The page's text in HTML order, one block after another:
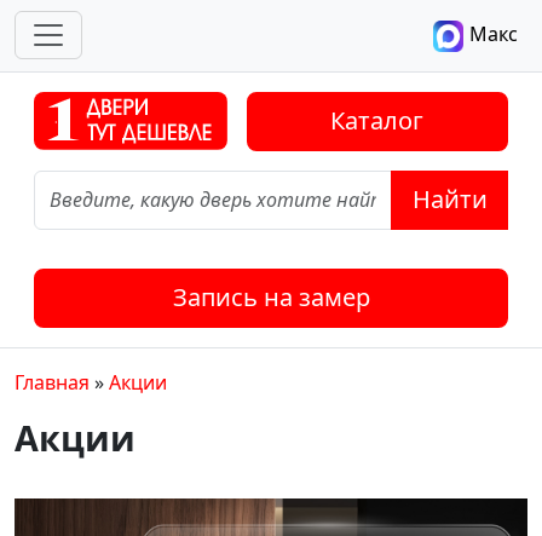
Макс
Каталог
Найти
Запись на замер
Главная »Акции
Акции